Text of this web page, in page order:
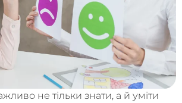
не тільки знати, а й уміти